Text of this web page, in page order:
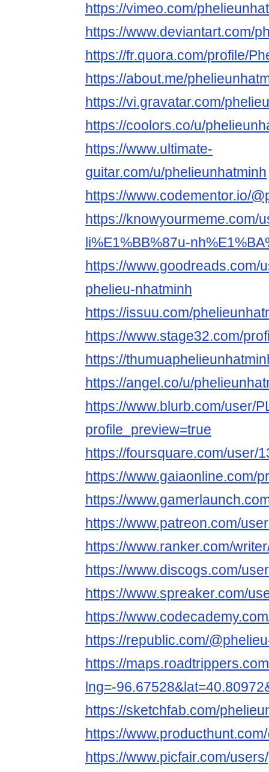
https://vimeo.com/
https://www.deviantart.com/
https://fr.quora.com/profile/
https://about.me/
https://vi.gravatar.com/
https://coolors.co/u/
https://www.ultimate-
guitar.com/u/phelieunhatminh
https://www.codementor.io/
https://knowyourmeme.com/
li%E1%BB%87u-
https://www.goodreads.com/
phelieu-nhatminh
https://issuu.com/
https://www.stage32.com/
https://
https://angel.co/u/
https://www.blurb.com/user/
profile_preview=true
https://foursquare.com/user/
https://www.gaiaonline.com/
https://
https://www.patreon.com/
https://www.ranker.com/
https://www.discogs.com/
https://www.spreaker.com/
https://
https://republic.com/
https://
lng=-
https://sketchfab.com/
https://
https://www.picfair.com/